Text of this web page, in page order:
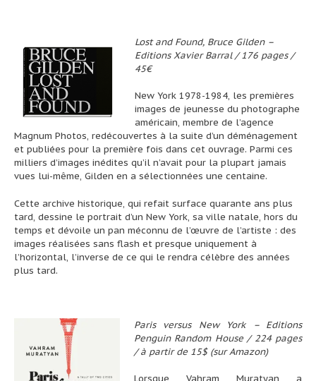
Lost and Found, Bruce Gilden –
Editions Xavier Barral / 176 pages /
45€
New York 1978-1984, les premières
images de jeunesse du photographe
américain, membre de l’agence
Magnum Photos, redécouvertes à la suite d’un déménagement
et publiées pour la première fois dans cet ouvrage. Parmi ces
milliers d’images inédites qu’il n’avait pour la plupart jamais
vues lui-même, Gilden en a sélectionnées une centaine.
Cette archive historique, qui refait surface quarante ans plus
tard, dessine le portrait d’un New York, sa ville natale, hors du
temps et dévoile un pan méconnu de l’œuvre de l’artiste : des
images réalisées sans flash et presque uniquement à
l’horizontal, l’inverse de ce qui le rendra célèbre des années
plus tard.
Paris versus New York – Editions
Penguin Random House / 224 pages
/ à partir de 15$ (sur Amazon)
Lorsque Vahram Muratyan a